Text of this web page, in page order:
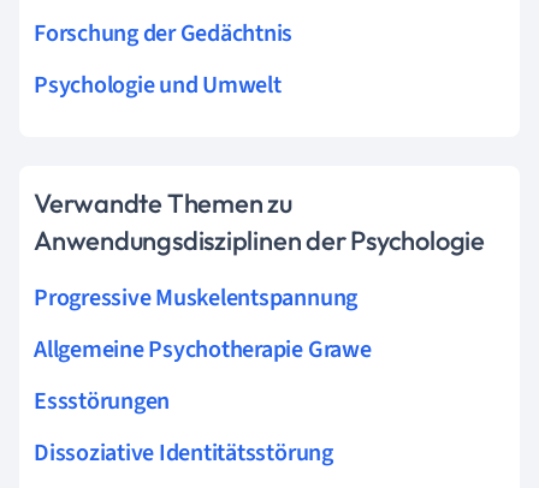
Forschung der Gedächtnis
Psychologie und Umwelt
Verwandte Themen zu
Anwendungsdisziplinen der Psychologie
Progressive Muskelentspannung
Allgemeine Psychotherapie Grawe
Essstörungen
Dissoziative Identitätsstörung